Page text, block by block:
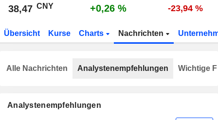
38,47 CNY +0,26 % -23,94 %
Übersicht Kurse Charts Nachrichten
Analystenempfehlungen
Alle Nachrichten Analystenempfehlungen Wichtige